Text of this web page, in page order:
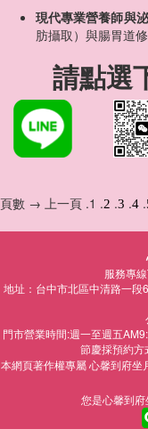
現代專業營養師與
肪攝取）與腸胃道
請點選
頁數 → 上一頁 .1 .2 .3 .4 .
服務專
地址：台中市北區中清路一
門市營業時間:週一至週五
節慶採預約方
本網頁著作權專屬心馨到府坐
您是心馨到府